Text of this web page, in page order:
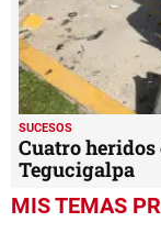
SUCESOS
Cuatro
Tegucigalpa
MIS TEMAS